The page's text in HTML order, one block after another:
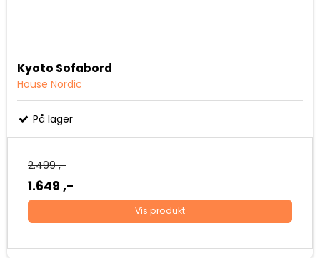
Kyoto Sofabord
House Nordic
På lager
2.499 ,-
1.649 ,-
Vis produkt